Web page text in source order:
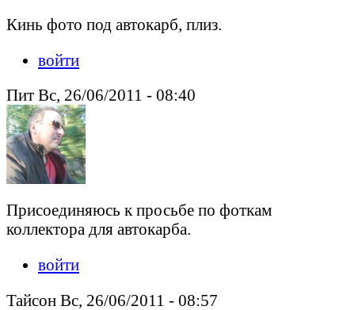
Кинь фото под автокарб, плиз.
войти
Пит Вс, 26/06/2011 - 08:40
Присоединяюсь к просьбе по фоткам
коллектора для автокарба.
войти
Тайсон Вс, 26/06/2011 - 08:57